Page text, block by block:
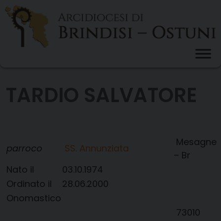
Skip
content
parroco SS. Annunziata
Mesagne
– Br
Nato il
03.10.1974
Ordinato il
28.06.2000
Onomastico
73010